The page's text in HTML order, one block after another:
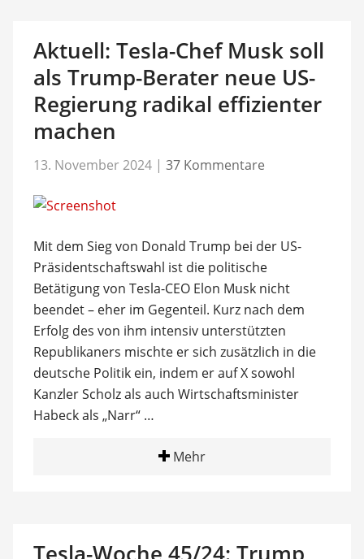
Aktuell: Tesla-Chef Musk soll
als Trump-Berater neue US-
Regierung radikal effizienter
machen
13. November 2024 | 37 Kommentare
Mit dem Sieg von Donald Trump bei der US-
Präsidentschaftswahl ist die politische
Betätigung von Tesla-CEO Elon Musk nicht
beendet – eher im Gegenteil. Kurz nach dem
Erfolg des von ihm intensiv unterstützten
Republikaners mischte er sich zusätzlich in die
deutsche Politik ein, indem er auf X sowohl
Kanzler Scholz als auch Wirtschaftsminister
Habeck als „Narr“ …
Mehr